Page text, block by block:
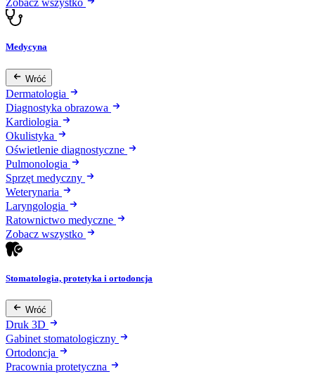
Zobacz wszystko
Medycyna
Wróć
Dermatologia
Diagnostyka obrazowa
Kardiologia
Okulistyka
Oświetlenie diagnostyczne
Pulmonologia
Sprzęt medyczny
Weterynaria
Laryngologia
Ratownictwo medyczne
Zobacz wszystko
Stomatologia, protetyka i ortodoncja
Wróć
Druk 3D
Gabinet stomatologiczny
Ortodoncja
Pracownia protetyczna